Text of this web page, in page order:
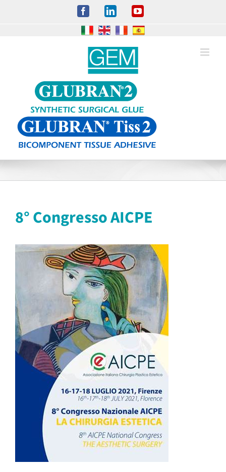
FacebookLinkedInYouTube
8° Congresso AICPE